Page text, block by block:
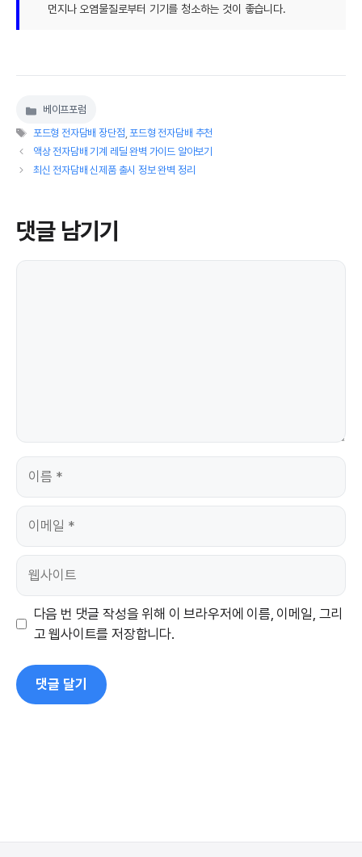
먼지나 오염물질로부터 기기를 청소하는 것이 좋습니다.
카
테
베이프포럼
태
그
포드형 전자담배 장단점 포드형 전자담배 추천
액상 전자담배 기계 레딜 완벽 가이드 알아보기
최신 전자담배 신제품 출시 정보 완벽 정리
댓글 남기기
댓
이
이
일
웹
트
다음 번 댓글 작성을 위해 이 브라우저에 이름, 이메일, 그리
고 웹사이트를 저장합니다.